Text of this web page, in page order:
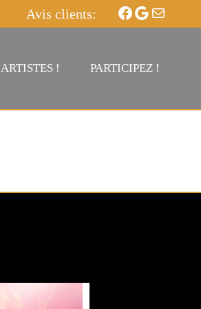
Avis clients: Facebook
Google
E-
ARTISTES ! PARTICIPEZ !